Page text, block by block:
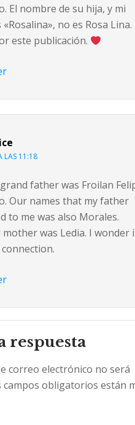
El nombre de su hija, y mi
«Rosalina», no es Rosa Lina.
este publicación.
LAS 11:18
father was Froilan
Our names that my father
to me was also Morales.
was Ledia. I wonder
respuesta
correo electrónico no será
campos obligatorios están